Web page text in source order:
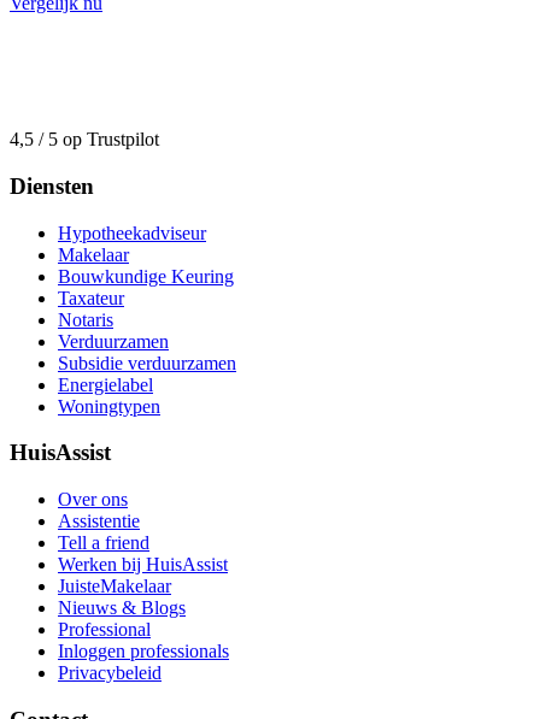
4,5 / 5 op Trustpilot
Diensten
Hypotheekadviseur
Makelaar
Bouwkundige Keuring
Taxateur
Notaris
Verduurzamen
Subsidie verduurzamen
Energielabel
Woningtypen
HuisAssist
Over ons
Assistentie
Tell a friend
Werken bij HuisAssist
JuisteMakelaar
Nieuws & Blogs
Professional
Inloggen professionals
Privacybeleid